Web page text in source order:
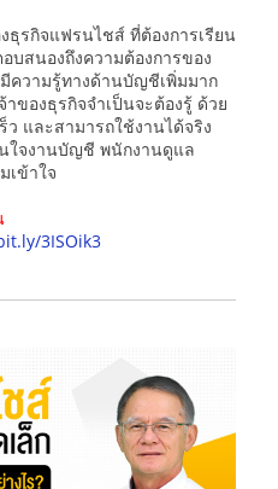
ธุรกิจแฟรนไชส์ ที่ต้องการเรียน
บสนองถึงความต้องการของ
ความรู้ทางด้านบัญชีเพิ่มมาก
องธุรกิจจำเป็นจะต้องรู้ ด้วย
ว และสามารถใช้งานได้จริง
ใจงานบัญชี พนักงานดูแล
เข้าใจ
3ISOik3